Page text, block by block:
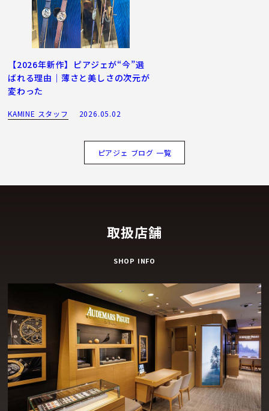
【2026年新作】ピアジェが“今”選
ばれる理由｜薄さと美しさの次元が
変わった
KAMINE スタッフ 2026.05.02
ピアジェ ブログ 一覧
取扱店舗
SHOP INFO